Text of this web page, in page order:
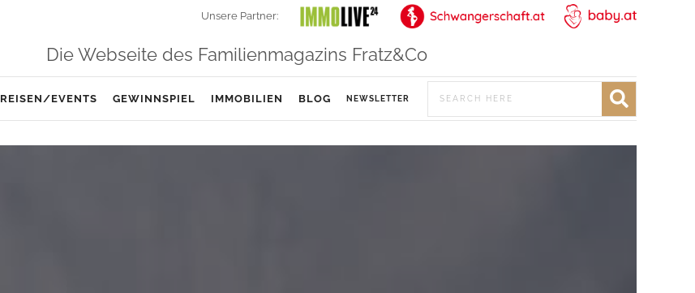
Unsere Partner:
Die Webseite des Familienmagazins Fratz&Co
REISEN/EVENTS GEWINNSPIEL IMMOBILIEN BLOG NEWSLETTER